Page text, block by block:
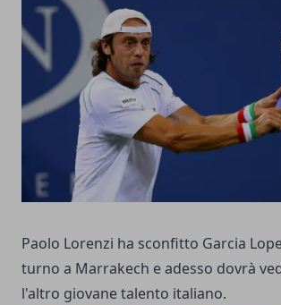
Paolo Lorenzi ha sconfitto Garcia
turno a Marrakech e adesso dovrà
l'altro giovane talento italiano.